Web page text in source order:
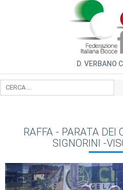
D. VERBANO
RAFFA - PARATA DEI
SIGNORINI -